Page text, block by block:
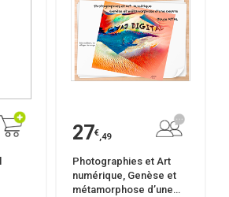
27€,49
Photographies et Art
numérique, Genèse et
métamorphose d’une